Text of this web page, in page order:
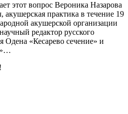
этот вопрос Вероника Назарова
практика в течение 19
акушерской организации
редактор русского
«Кесарево сечение» и